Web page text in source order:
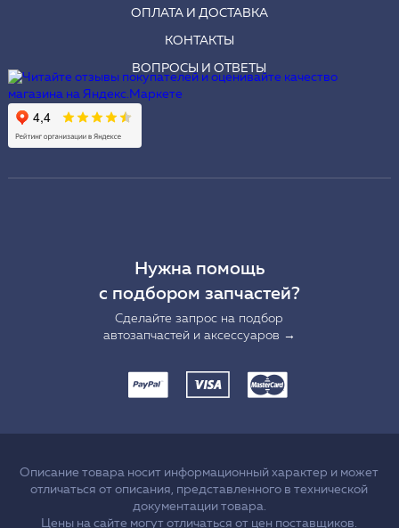
ОПЛАТА И ДОСТАВКА
КОНТАКТЫ
ВОПРОСЫ И ОТВЕТЫ
Нужна помощь
с подбором запчастей?
Сделайте запрос на подбор
автозапчастей и аксессуаров →
Описание товара носит информационный характер и может
отличаться от описания, представленного в технической
документации товара.
Цены на сайте могут отличаться от цен поставщиков.